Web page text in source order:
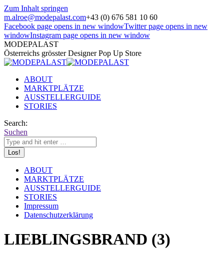
Zum Inhalt springen
m.alroe@modepalast.com+43 (0) 676 581 10 60
Facebook page opens in new windowTwitter page opens in new
windowInstagram page opens in new window
MODEPALAST
Österreichs grösster Designer Pop Up Store
ABOUT
MARKTPLÄTZE
AUSSTELLERGUIDE
STORIES
Search:
Suchen
ABOUT
MARKTPLÄTZE
AUSSTELLERGUIDE
STORIES
Impressum
Datenschutzerklärung
LIEBLINGSBRAND (3)